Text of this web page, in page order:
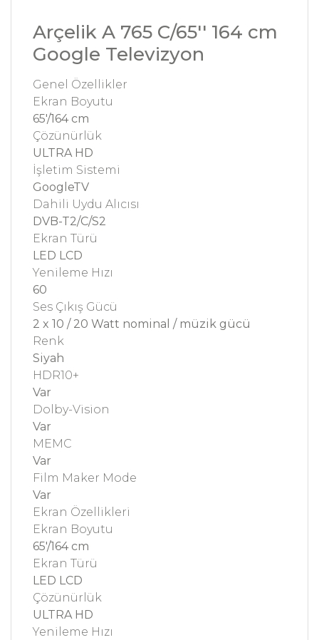
Arçelik A 765 C/65'' 164 cm
Google Televizyon
Genel Özellikler
Ekran Boyutu
65'/164 cm
Çözünürlük
ULTRA HD
İşletim Sistemi
GoogleTV
Dahili Uydu Alıcısı
DVB-T2/C/S2
Ekran Türü
LED LCD
Yenileme Hızı
60
Ses Çıkış Gücü
2 x 10 / 20 Watt nominal / müzik gücü
Renk
Siyah
HDR10+
Var
Dolby-Vision
Var
MEMC
Var
Film Maker Mode
Var
Ekran Özellikleri
Ekran Boyutu
65'/164 cm
Ekran Türü
LED LCD
Çözünürlük
ULTRA HD
Yenileme Hızı